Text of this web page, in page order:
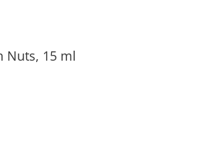
Nuts, 15 ml